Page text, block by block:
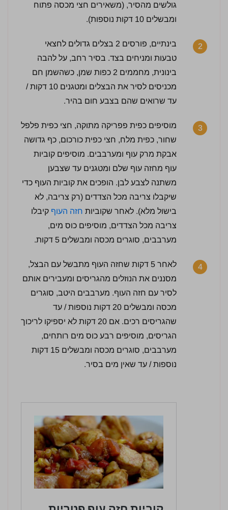
גולשים מהסיר, (משאירים חצי מכסה פתוח
ומבשלים 10 דקות נוספות).
2
בינתיים, פורסים 2 בצלים גדולים לחצאי
טבעות ומניחים בצד. בסיר רחב, על להבה
בינונית, מחממים 2 כפות שמן, כשהשמן חם
מכניסים לסיר את הבצלים ומטגנים 10 דקות /
עד שרואים שהם בצבע חום בהיר.
3
מוסיפים כפית פפריקה מתוקה, חצי כפית פלפל
שחור, כפית מלח, חצי כפית כורכום, כף גדושה
אבקת מרק עוף ומערבבים. מוסיפים קוביות
עוף מחזה עוף שלם ומטגנים עד שצבען
משתנה לצבע לבן. הופכים את קוביות העוף כדי
שיקבלו צריבה מכל הצדדים (רק צריבה, לא
בישול מלא). לאחר שקוביות חזה העוף קיבלו
צריבה מכל הצדדים, מוסיפים כוס מים,
מערבבים, סוגרים מכסה ומבשלים 5 דקות.
4
לאחר 5 דקות שחזה העוף מתבשל עם הבצל,
מסננים את הנוזלים מהגריסים ומעבירים אותם
לסיר עם חזה העוף. מערבבים היטב, סוגרים
מכסה ומבשלים 20 דקות נוספות / עד
שהגריסים רכים. אם 20 דקות לא יספיקו לריכוך
הגריסים, מוסיפים רבע כוס מים רותחים,
מערבבים, סוגרים מכסה ומבשלים 15 דקות
נוספות / עד שאין מים בסיר.